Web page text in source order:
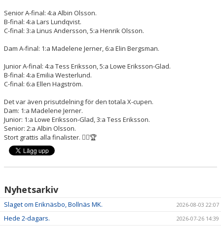
Senior A-final: 4:a Albin Olsson.
B-final: 4:a Lars Lundqvist.
C-final: 3:a Linus Andersson, 5:a Henrik Olsson.
Dam A-final: 1:a Madelene Jerner, 6:a Elin Bergsman.
Junior A-final: 4:a Tess Eriksson, 5:a Lowe Eriksson-Glad.
B-final: 4:a Emilia Westerlund.
C-final: 6:a Ellen Hagström.
Det var även prisutdelning för den totala X-cupen.
Dam: 1:a Madelene Jerner.
Junior: 1:a Lowe Eriksson-Glad, 3:a Tess Eriksson.
Senior: 2:a Albin Olsson.
Stort grattis alla finalister. 👍🏻🏆
Nyhetsarkiv
Slaget om Eriknäsbo, Bollnäs MK. 2026-08-03 22:07
Hede 2-dagars. 2026-07-26 14:39